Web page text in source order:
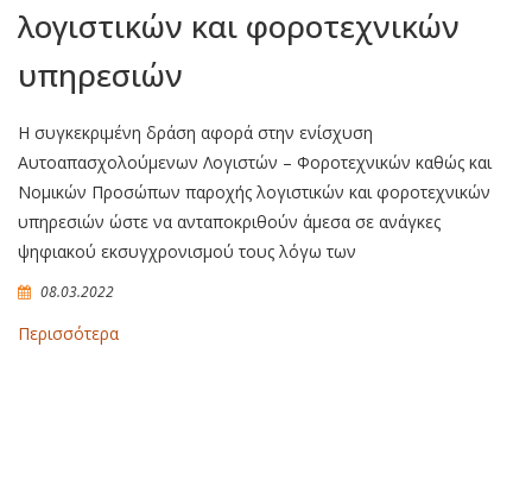
λογιστικών και φοροτεχνικών
υπηρεσιών
Η συγκεκριμένη δράση αφορά στην ενίσχυση
Αυτοαπασχολούμενων Λογιστών – Φοροτεχνικών καθώς και
Νομικών Προσώπων παροχής λογιστικών και φοροτεχνικών
υπηρεσιών ώστε να ανταποκριθούν άμεσα σε ανάγκες
ψηφιακού εκσυγχρονισμού τους λόγω των
08.03.2022
Περισσότερα